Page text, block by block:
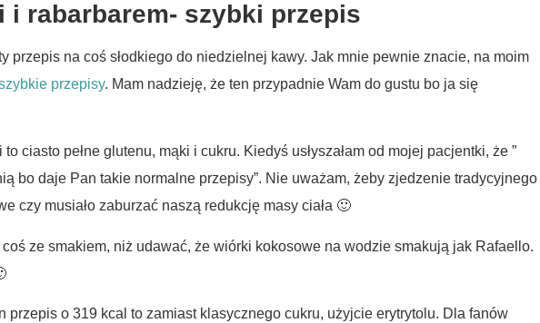
i rabarbarem- szybki przepis
przepis na coś słodkiego do niedzielnej kawy. Jak mnie pewnie znacie, na moim
przepisy. Mam nadzieję, że ten przypadnie Wam do gustu bo ja się
ciasto pełne glutenu, mąki i cukru. Kiedyś usłyszałam od mojej pacjentki, że ”
bo daje Pan takie normalne przepisy”. Nie uważam, żeby zjedzenie tradycyjnego
czy musiało zaburzać naszą redukcję masy ciała 🙂
ze smakiem, niż udawać, że wiórki kokosowe na wodzie smakują jak Rafaello.
o 319 kcal to zamiast klasycznego cukru, użyjcie erytrytolu. Dla fanów